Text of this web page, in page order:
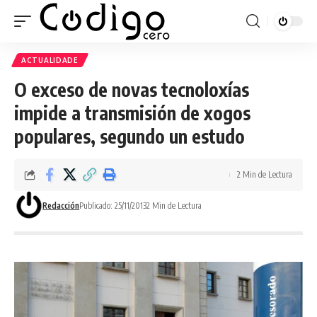
ACTUALIDADE
O exceso de novas tecnoloxías
impide a transmisión de xogos
populares, segundo un estudo
RedacciónPublicado: 25/11/20132 Min de Lectura
2 Min de Lectura